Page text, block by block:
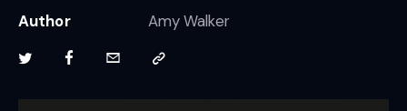
Author
Amy Walker